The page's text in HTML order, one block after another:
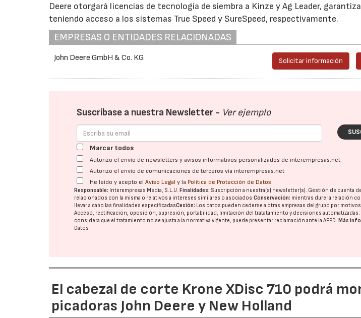
Deere otorgará licencias de tecnología de siembra a Kinze y Ag Leader,
teniendo acceso a los sistemas True Speed y SureSpeed, respectivamente.
EMPRESAS O ENTIDADES RELACIONADAS
John Deere GmbH & Co. KG Solicitar información
Suscríbase a nuestra Newsletter - Ver ejemplo
Marcar todos
Autorizo el envío de newsletters y avisos informativos personalizados de interempresas.net
Autorizo el envío de comunicaciones de terceros vía interempresas.net
He leído y acepto elAviso Legal y la Política de Protección de Datos
Responsable: Interempresas Media, S.L.U. Finalidades: Suscripción a nuestra(s) newsletter(s). Gestión de cuenta
relacionados con la misma o relativos a intereses similares o asociados.Conservación: mientras dure la relación
llevar a cabo las finalidades especificadasCesión: Los datos pueden cederse a otras empresas del grupo por
Acceso, rectificación, oposición, supresión, portabilidad, limitación del tratatamiento y decisiones automatizadas:
considera que el tratamiento no se ajusta a la normativa vigente, puede presentar reclamación ante laAEPD. Más
Datos
El cabezal de corte Krone XDisc 710 podrá
picadoras John Deere y New Holland